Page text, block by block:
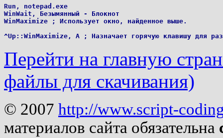
Run, notepad.exe
WinWait, Безымянный - Блокнот
WinMaximize ; Использует окно, найденное выше.
Перейти на главную
файлы для скачивания)
© 2007 http://www.script-
материалов сайта обязательна